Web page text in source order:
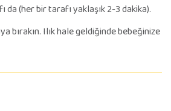
(her bir tarafı yaklaşık 2-3 dakika).
bırakın. Ilık hale geldiğinde bebeğinize